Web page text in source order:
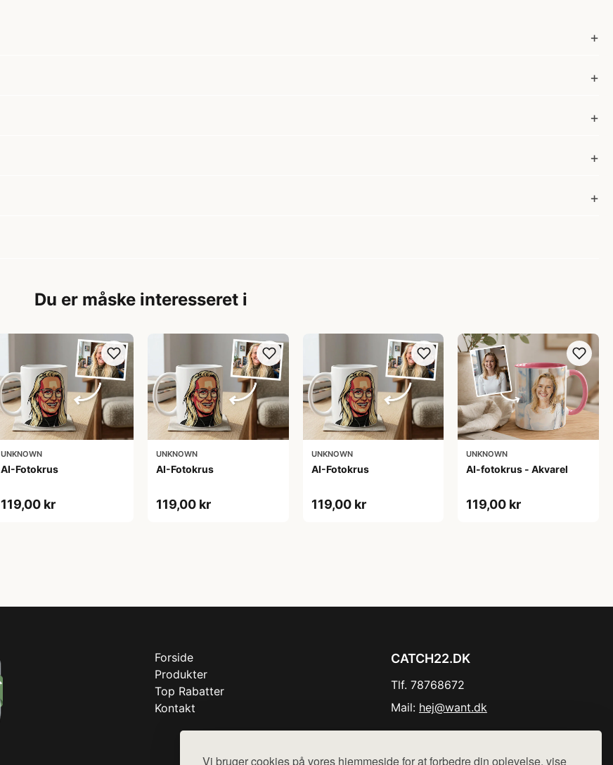
Vi bruger cookies på vores hjemmeside for at forbedre din oplevelse, vise
Du er måske interesseret i
UNKNOWN
AI-Fotokrus
119,00 kr
UNKNOWN
AI-Fotokrus
119,00 kr
UNKNOWN
AI-Fotokrus
119,00 kr
UNKNOWN
AI-fotokrus - Akvarel
119,00 kr
Forside
Produkter
Top Rabatter
Kontakt
CATCH22.DK
Tlf. 78768672
Mail: hej@want.dk